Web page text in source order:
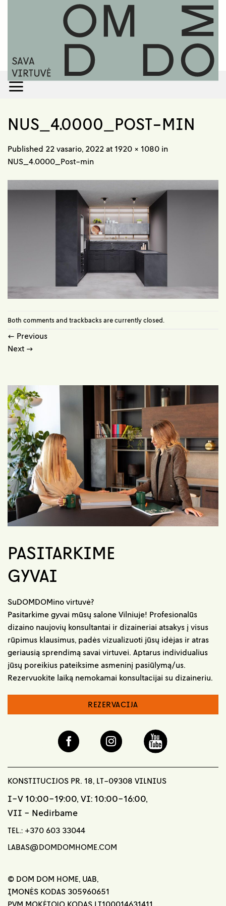
NUS_4.0000_POST-MIN
Published 22 vasario, 2022 at 1920 × 1080 in
NUS_4.0000_Post-min
Both comments and trackbacks are currently closed.
← Previous
Next →
PASITARKIME
GYVAI
SuDOMDOMino virtuvė?
Pasitarkime gyvai mūsų salone Vilniuje! Profesionalūs
dizaino naujovių konsultantai ir dizaineriai atsakys į visus
rūpimus klausimus, padės vizualizuoti jūsų idėjas ir atras
geriausią sprendimą savai virtuvei. Aptarus individualius
jūsų poreikius pateiksime asmeninį pasiūlymą/us.
Rezervuokite laiką nemokamai konsultacijai su dizaineriu.
REZERVACIJA
KONSTITUCIJOS PR. 18, LT-09308 VILNIUS
I-V 10:00-19:00, VI: 10:00-16:00,
VII - Nedirbame
TEL.: +370 603 33044
LABAS@DOMDOMHOME.COM
© DOM DOM HOME, UAB,
ĮMONĖS KODAS 305960651
PVM MOKĖTOJO KODAS LT100014631411